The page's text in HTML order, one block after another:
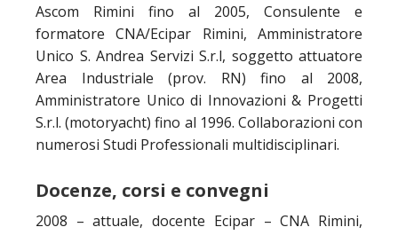
Ascom Rimini fino al 2005, Consulente e
formatore CNA/Ecipar Rimini, Amministratore
Unico S. Andrea Servizi S.r.l, soggetto attuatore
Area Industriale (prov. RN) fino al 2008,
Amministratore Unico di Innovazioni & Progetti
S.r.l. (motoryacht) fino al 1996. Collaborazioni con
numerosi Studi Professionali multidisciplinari.
Docenze, corsi e convegni
2008 – attuale, docente Ecipar – CNA Rimini,